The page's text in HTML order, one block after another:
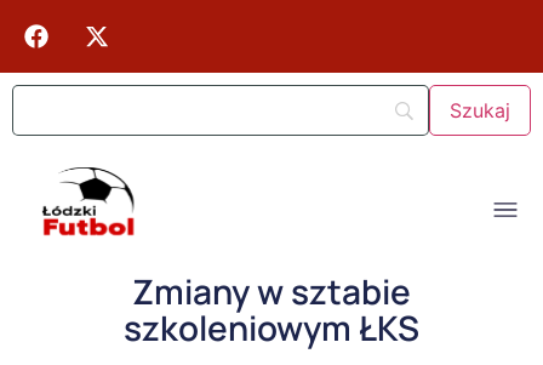
Zmiany w sztabie
szkoleniowym ŁKS